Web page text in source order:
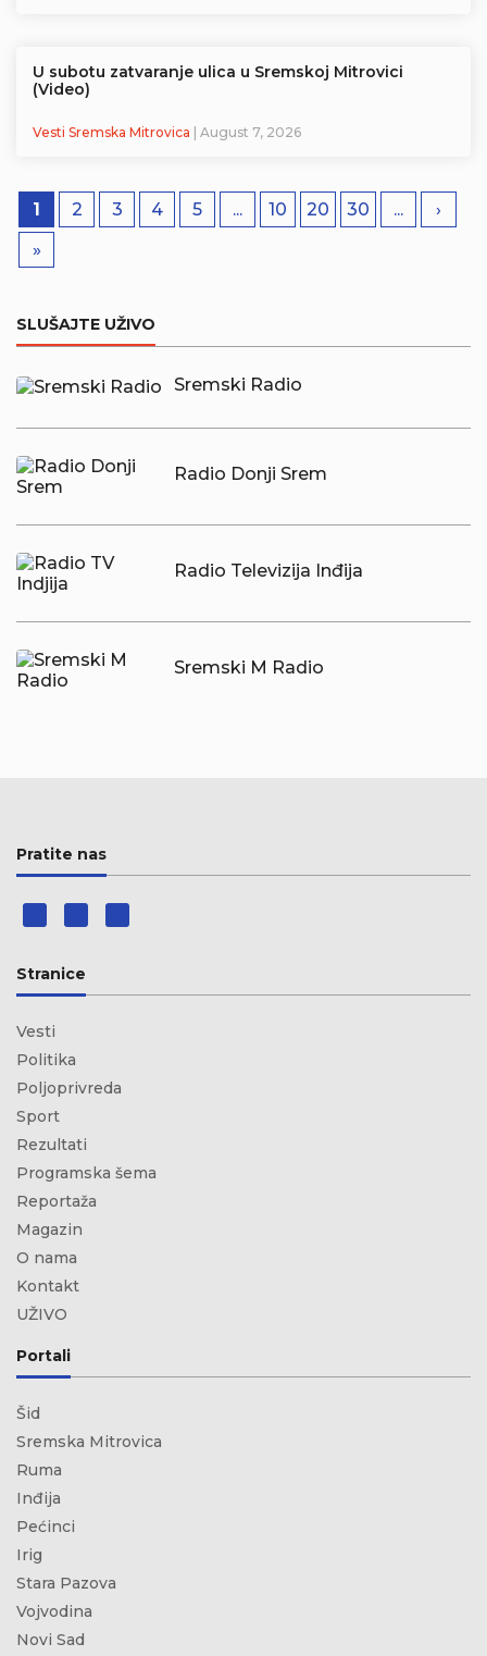
U subotu zatvaranje ulica u Sremskoj Mitrovici
(Video)
Vesti Sremska Mitrovica | August 7, 2026
1 2 3 4 5 ... 10 20 30 ...
›
»
SLUŠAJTE UŽIVO
Sremski Radio
Radio Donji Srem
Radio Televizija Inđija
Sremski M Radio
Pratite nas
Stranice
Vesti
Politika
Poljoprivreda
Sport
Rezultati
Programska šema
Reportaža
Magazin
O nama
Kontakt
UŽIVO
Portali
Šid
Sremska Mitrovica
Ruma
Inđija
Pećinci
Irig
Stara Pazova
Vojvodina
Novi Sad